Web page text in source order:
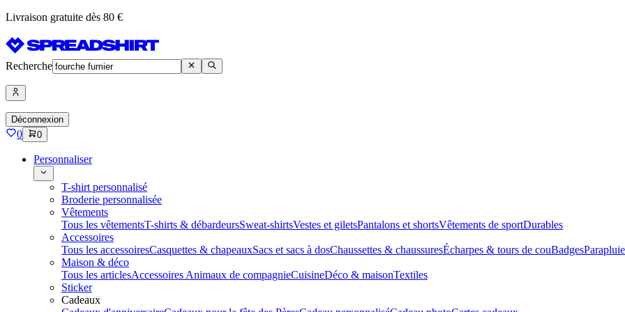
Livraison gratuite dès 80 €
Recherche
Déconnexion
0 0
Personnaliser
T-shirt personnalisé
Broderie personnalisée
Vêtements
Tous les vêtementsT-shirts & débardeursSweat-shirtsVestes et giletsPantalons et shortsVêtements de sportDurables
Accessoires
Tous les accessoiresCasquettes & chapeauxSacs et sacs à dosChaussettes & chaussuresÉcharpes & tours de couBadges
Maison & déco
Tous les articlesAccessoires Animaux de compagnieCuisineDéco & maisonTextiles
Sticker
Cadeaux